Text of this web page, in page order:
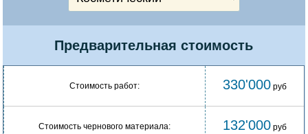
Предварительная стоимость
Стоимость работ: 330'000 руб
Стоимость чернового материала: 132'000 руб